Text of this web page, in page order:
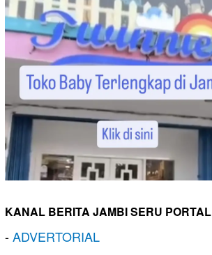
KANAL BERITA JAMBI SERU PORTAL
-ADVERTORIAL